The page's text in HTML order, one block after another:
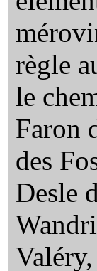
règle
le
Faron
des
Desle